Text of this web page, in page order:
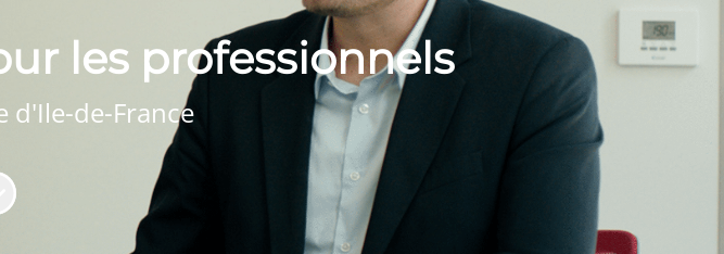
les professionnels
d'Ile-de-France
défiler jusqu'au contenu